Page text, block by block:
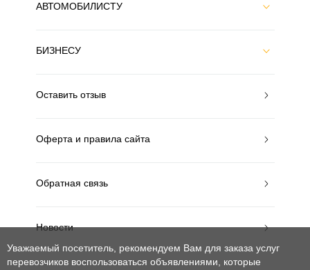
АВТОМОБИЛИСТУ
БИЗНЕСУ
Оставить отзыв
Оферта и правила сайта
Обратная связь
Новости
Уважаемый посетитель, рекомендуем Вам для заказа услуг
перевозчиков воспользоваться объявлениями, которые